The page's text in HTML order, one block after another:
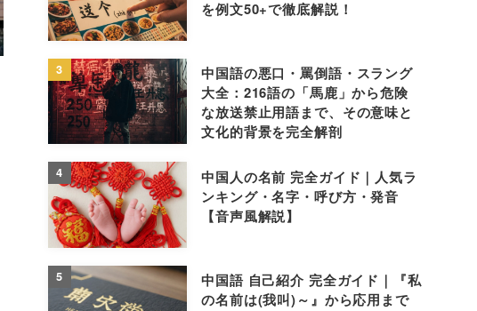
を例文50+で徹底解説！
3
中国語の悪口・罵倒語・スラング
大全：216語の「馬鹿」から危険
な放送禁止用語まで、その意味と
文化的背景を完全解剖
4
中国人の名前 完全ガイド｜人気ラ
ンキング・名字・呼び方・発音
【音声風解説】
5
中国語 自己紹介 完全ガイド｜『私
の名前は(我叫)～』から応用まで